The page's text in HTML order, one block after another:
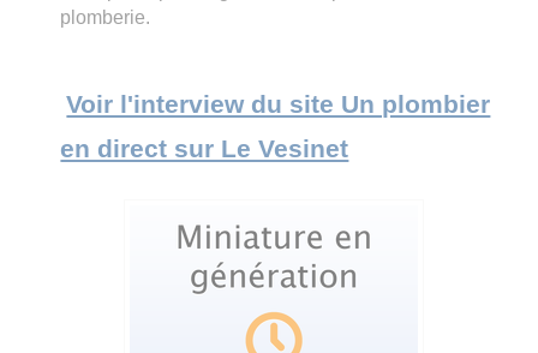
plomberie.
Voir l'interview du site Un plombier
en direct sur Le Vesinet